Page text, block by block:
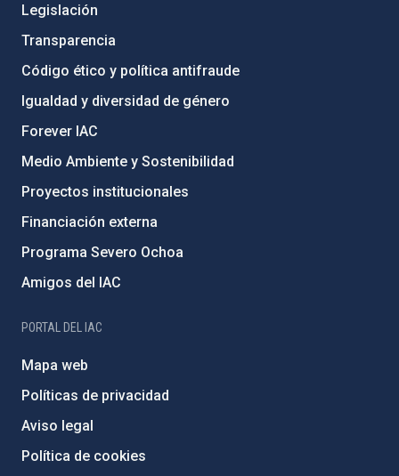
Legislación
Transparencia
Código ético y política antifraude
Igualdad y diversidad de género
Forever IAC
Medio Ambiente y Sostenibilidad
Proyectos institucionales
Financiación externa
Programa Severo Ochoa
Amigos del IAC
PORTAL DEL IAC
Mapa web
Políticas de privacidad
Aviso legal
Política de cookies